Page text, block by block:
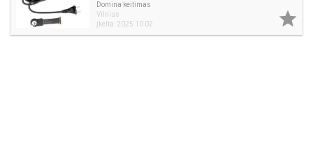
Domina keitimas
Vilnius
Įkelta: 2025 10 02
